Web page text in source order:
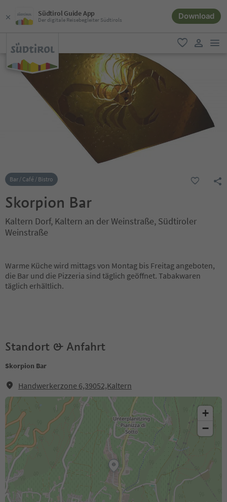
Südtirol Guide App
Der digitale Reisebegleiter Südtirols Download
favorit
Bar / Café / Bistro
Skorpion Bar
Kaltern Dorf, Kaltern an der Weinstraße, Südtiroler
Weinstraße
Warme Küche wird mittags von Montag bis Freitag angeboten,
die Bar und die Pizzeria sind täglich geöffnet. Tabakwaren
täglich erhältlich.
Standort & Anfahrt
Skorpion Bar
Handwerkerzone 6,39052,Kaltern
+
−